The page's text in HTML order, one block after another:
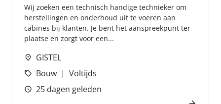
Wij zoeken een technisch handige technieker om
herstellingen en onderhoud uit te voeren aan
cabines bij klanten. Je bent het aanspreekpunt ter
plaatse en zorgt voor een...
GISTEL
Bouw
Voltijds
25 dagen geleden